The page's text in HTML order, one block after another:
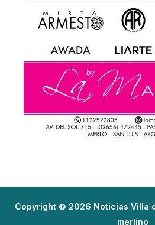
Copyright © 2026 Noticias Villa
merlino